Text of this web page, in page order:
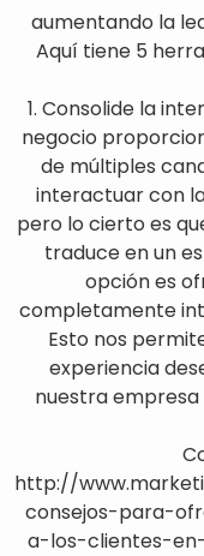
aumentando la
Aquí tiene 5
1. Consolide la
negocio
de múltiples
interactuar con
pero lo cierto es
traduce en un
opción es
completamente
Esto nos
experiencia
nuestra
http://
consejos-para-
a-los-clientes-